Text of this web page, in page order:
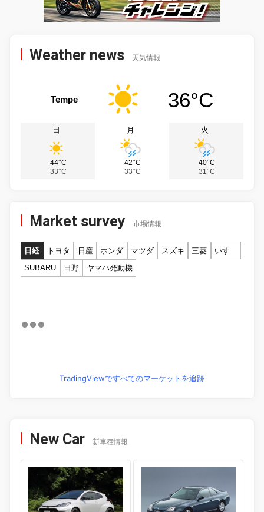
Weather news 天気情報
Tempe 36°C
日
44°C
33°C
月
42°C
33°C
火
40°C
31°C
Market survey 市場情報
日経 トヨタ 日産 ホンダ マツダ スズキ 三菱
いすゞ
SUBARU
日野 ヤマハ発動機
TradingViewですべてのマーケットを追跡
New Car 新車種情報